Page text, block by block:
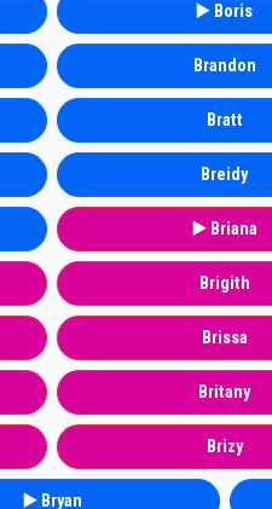
▶️ Boris
Brandon
Bratt
Breidy
▶️ Briana
Brigith
Brissa
Britany
Brizy
▶️ Bryan